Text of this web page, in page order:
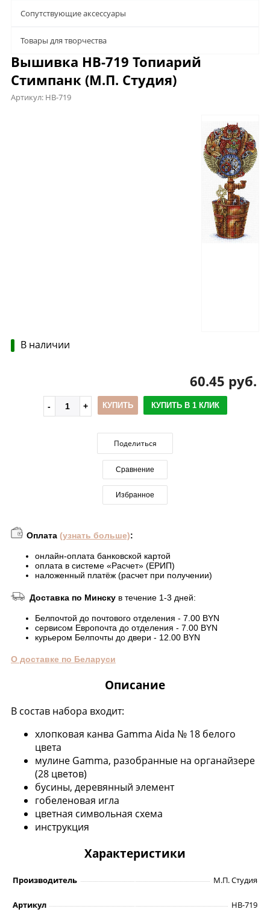
Сопутствующие аксессуары
Товары для творчества
Вышивка НВ-719 Топиарий
Стимпанк (М.П. Студия)
Артикул: НВ-719
В наличии
60.45 руб.
КУПИТЬ КУПИТЬ В 1 КЛИК
Поделиться
Сравнение
Избранное
Оплата (узнать больше):
онлайн-оплата банковской картой
оплата в системе «Расчет» (ЕРИП)
наложенный платёж (расчет при получении)
Доставка по Минску в течение 1-3 дней:
Белпочтой до почтового отделения - 7.00 BYN
сервисом Европочта до отделения - 7.00 BYN
курьером Белпочты до двери - 12.00 BYN
О доставке по Беларуси
Описание
В состав набора входит:
хлопковая канва Gamma Aida № 18 белого
цвета
мулине Gamma, разобранные на органайзере
(28 цветов)
бусины, деревянный элемент
гобеленовая игла
цветная символьная схема
инструкция
Характеристики
Производитель М.П. Студия
Артикул НВ-719